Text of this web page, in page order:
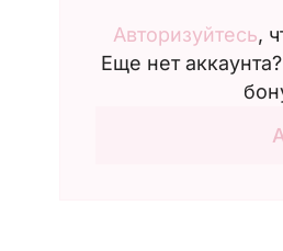
Авторизуйтесь,
Еще нет